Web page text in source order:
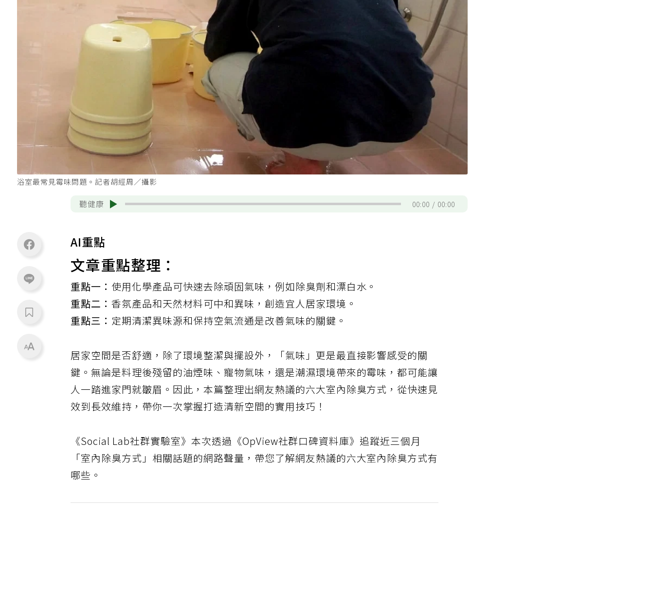
浴室最常見霉味問題。記者胡經周／攝影
聽健康 00:00 00:00
AI重點
文章重點整理：
重點一： 使用化學產品可快速去除頑固氣味，例如除臭劑和漂白水。
重點二：香氛產品和天然材料可中和異味，創造宜人居家環境。
重點三： 定期清潔異味源和保持空氣流通是改善氣味的關鍵。
居家空間是否舒適，除了環境整潔與擺設外，「氣味」更是最直接影響感受的關
鍵。無論是料理後殘留的油煙味、寵物氣味，還是潮濕環境帶來的霉味，都可能讓
人一踏進家門就皺眉。因此，本篇整理出網友熱議的六大室內除臭方式，從快速見
效到長效維持，帶你一次掌握打造清新空間的實用技巧！
《Social Lab社群實驗室》本次透過《OpView社群口碑資料庫》追蹤近三個月
「室內除臭方式」相關話題的網路聲量，帶您了解網友熱議的六大室內除臭方式有
哪些。